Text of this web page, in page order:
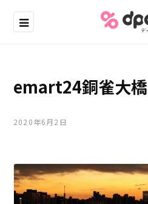
emart24銅雀大橋
2020年6月2日